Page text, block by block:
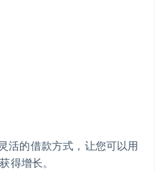
的借款方式，让您可以用
得增长。